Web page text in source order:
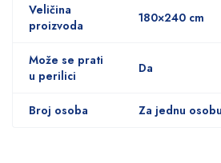
Veličina
proizvoda
180×240 cm
Može se prati
u perilici
Da
Broj osoba Za jednu osobu